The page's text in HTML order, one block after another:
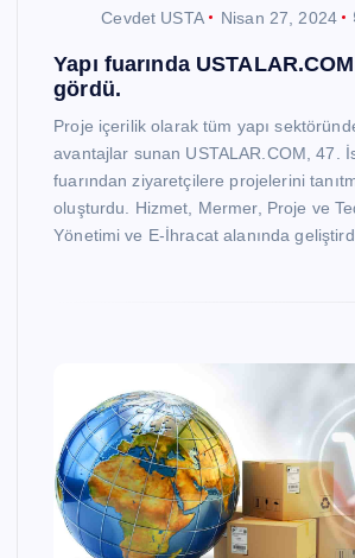
Cevdet USTA Nisan 27, 2024
Yapı fuarında
gördü.
Proje içerilik olarak tüm yapı
avantajlar sunan USTALAR.COM, 47.
fuarından ziyaretçilere projelerini
oluşturdu. Hizmet, Mermer, Proje ve
Yönetimi ve E-İhracat alanında